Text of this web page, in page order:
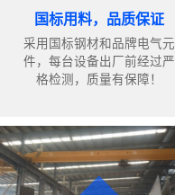
国标用料，品质保证
采用国标钢材和品牌电气元
件，每台设备出厂前经过严
格检测，质量有保障！